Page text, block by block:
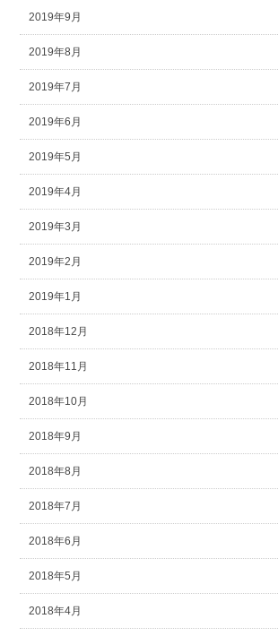
2019年9月
2019年8月
2019年7月
2019年6月
2019年5月
2019年4月
2019年3月
2019年2月
2019年1月
2018年12月
2018年11月
2018年10月
2018年9月
2018年8月
2018年7月
2018年6月
2018年5月
2018年4月